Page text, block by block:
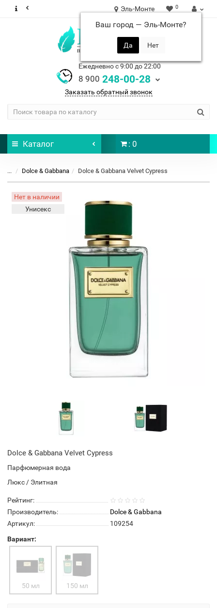
Эль-Монте
Ваш город — Эль-Монте?
0
Ежедневно с 9:00 до 22:00
8 900 248-00-28
Заказать обратный звонок
Каталог : 0
... Dolce & Gabbana Dolce & Gabbana Velvet Cypress
Нет в наличии
Унисекс
Dolce & Gabbana Velvet Cypress
Парфюмерная вода
Люкс / Элитная
Рейтинг:
Производитель:
Dolce & Gabbana
Артикул:
109254
Вариант:
50 мл 150 мл